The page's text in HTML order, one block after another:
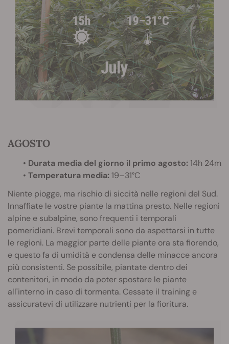
AGOSTO
• Durata media del giorno il primo agosto: 14h 24m
• Temperatura media: 19–31°C
Niente piogge, ma rischio di siccità nelle regioni del Sud.
Innaffiate le vostre piante la mattina presto. Nelle regioni
alpine e subalpine, sono frequenti i temporali
pomeridiani. Brevi temporali sono da aspettarsi in tutte
le regioni. La maggior parte delle piante ora sta fiorendo,
e questo fa di umidità e condensa delle minacce ancora
più consistenti. Se possibile, piantate dentro dei
contenitori, in modo da poter spostare le piante
all'interno in caso di tormenta. Cessate il training e
assicuratevi di utilizzare nutrienti per la fioritura.